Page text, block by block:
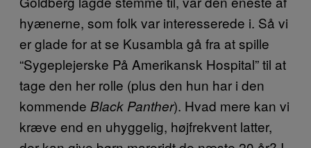
hyænerne, som folk var interesserede i. Så vi
er glade for at se Kusambla gå fra at spille
“Sygeplejerske På Amerikansk Hospital” til at
tage den her rolle (plus den hun har i den
kommende Black Panther). Hvad mere kan vi
kræve end en uhyggelig, højfrekvent latter,